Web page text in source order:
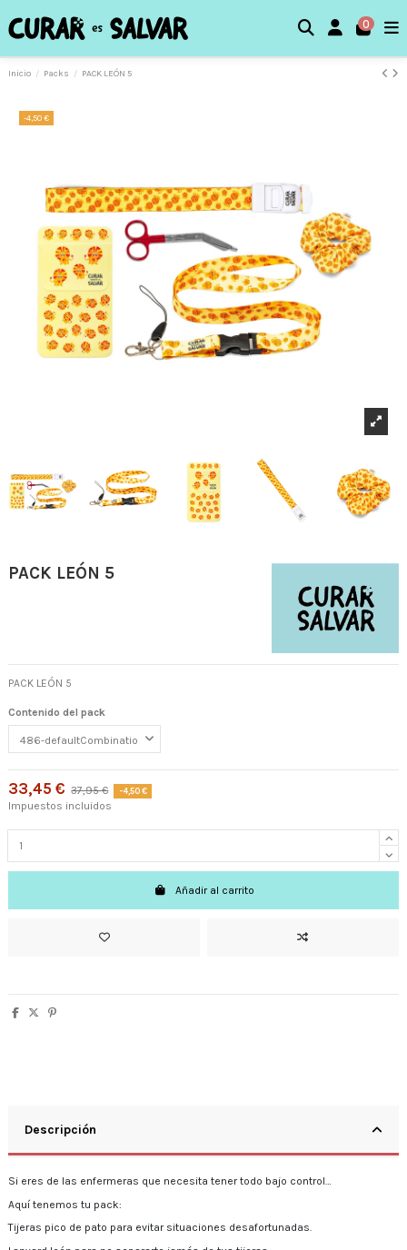
0
Inicio Packs PACK LEÓN 5
-4,50 €
PACK LEÓN 5
PACK LEÓN 5
Contenido del pack
33,45 € 37,95 € -4,50 €
Impuestos incluidos
Añadir al carrito
Descripción
Si eres de las enfermeras que necesita tener todo bajo control…
Aquí tenemos tu pack:
Tijeras pico de pato para evitar situaciones desafortunadas.